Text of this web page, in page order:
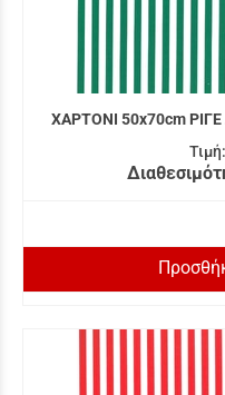
ΧΑΡΤΟΝΙ 50x70cm
Τιμή: